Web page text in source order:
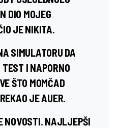
DIO MOJEG
JE NIKITA.
SIMULATORU DA
I NAPORNO
ŠTO MOMČAD
JE AUER.
NOVOSTI. NAJLJEPŠI